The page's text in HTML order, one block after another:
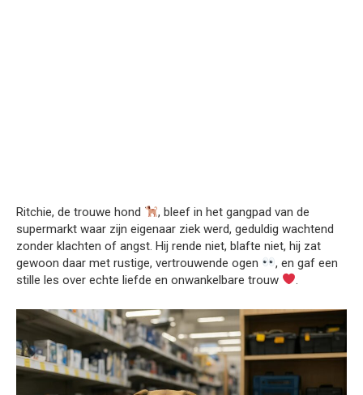
Ritchie, de trouwe hond
, bleef in het gangpad van de
supermarkt waar zijn eigenaar ziek werd, geduldig wachtend
zonder klachten of angst. Hij rende niet, blafte niet, hij zat
gewoon daar met rustige, vertrouwende ogen
, en gaf een
stille les over echte liefde en onwankelbare trouw